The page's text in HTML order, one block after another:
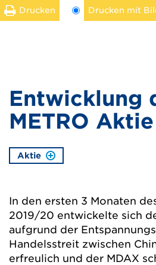
Drucken Drucken mit
Entwicklung
METRO Aktie
Aktie
In den ersten 3 Monaten
2019/20 entwickelte sich
aufgrund der
Handelsstreit zwischen
erfreulich und der MDAX